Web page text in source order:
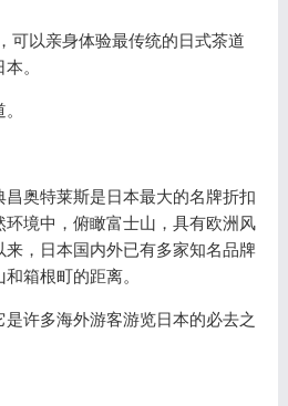
可以亲身体验最传统的日式茶道
。
奥特莱斯是日本最大的名牌折扣
环境中，俯瞰富士山，具有欧洲风
，日本国内外已有多家知名品牌
箱根町的距离。
许多海外游客游览日本的必去之